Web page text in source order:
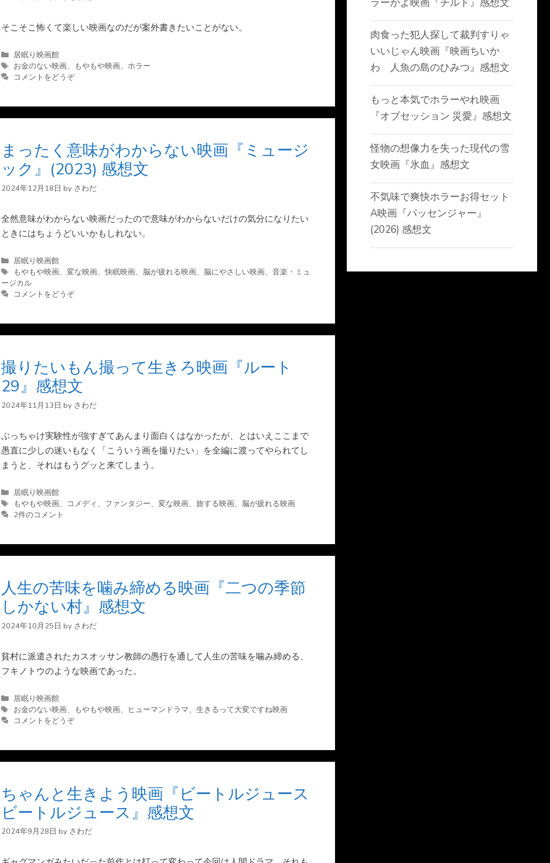
そこそこ怖くて楽しい映画なのだが案外書きたいことがない。
カ
テ
ゴ
居眠り映画館
タ
グ
お金のない映画、 もやもや映画、 ホラー
コメントをどうぞ
まったく意味がわからない映画『ミュージ
ック』(2023) 感想文
2024年12月18日 by さわだ
全然意味がわからない映画だったので意味がわからないだけの気分になりたい
ときにはちょうどいいかもしれない。
カ
テ
ゴ
リ
居眠り映画館
タ
グ
もやもや映画、 変な映画、 快眠映画、 脳が疲れる映画、 脳にやさしい映画、 音楽・ミュ
ージカル
コメントをどうぞ
撮りたいもん撮って生きろ映画『ルート
29』感想文
2024年11月13日 by さわだ
ぶっちゃけ実験性が強すぎてあんまり面白くはなかったが、とはいえここまで
愚直に少しの迷いもなく「こういう画を撮りたい」を全編に渡ってやられてし
まうと、それはもうグッと来てしまう。
カ
テ
ゴ
居眠り映画館
タ
グ
もやもや映画、 コメディ、 ファンタジー、 変な映画、 旅する映画、 脳が疲れる映画
2件のコメント
人生の苦味を噛み締める映画『二つの季節
しかない村』感想文
2024年10月25日 by さわだ
貧村に派遣されたカスオッサン教師の愚行を通して人生の苦味を噛み締める、
フキノトウのような映画であった。
カ
テ
ゴ
居眠り映画館
タ
グ
お金のない映画、 もやもや映画、 ヒューマンドラマ、 生きるって大変ですね映画
コメントをどうぞ
ちゃんと生きよう映画『ビートルジュース
ビートルジュース』感想文
2024年9月28日 by さわだ
肉食った犯人探して裁判すりゃ
いいじゃん映画『映画ちいか
わ 人魚の島のひみつ』感想文
もっと本気でホラーやれ映画
『オブセッション 災愛』感想文
怪物の想像力を失った現代の雪
女映画『氷血』感想文
不気味で爽快ホラーお得セット
A映画『パッセンジャー』
(2026) 感想文